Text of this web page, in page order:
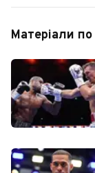
Матеріали по